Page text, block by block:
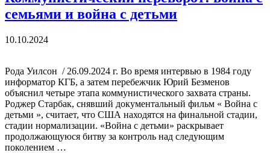
семьями и война с детьми
10.10.2024
Рода Уилсон ​ / 26.09.2024 г. Во время интервью в 1984 году
информатор КГБ, а затем перебежчик Юрий Безменов
объяснил четыре этапа коммунистического захвата страны.
Роджер Старбак, снявший документальный фильм « Война с
детьми », считает, что США находятся на финальной стадии,
стадии нормализации. «Война с детьми» раскрывает
продолжающуюся битву за контроль над следующим
поколением …